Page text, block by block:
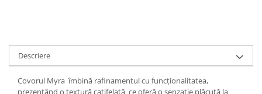
Descriere
Covorul Myra îmbină rafinamentul cu funcționalitatea,
prezentând o textură catifelată ce oferă o senzație plăcută la